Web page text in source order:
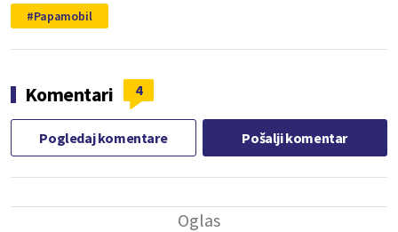
Papamobil
Komentari 4
Pogledaj komentare Pošalji komentar